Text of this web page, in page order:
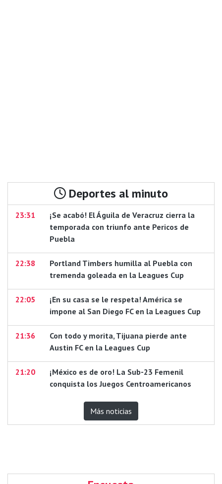
Deportes al minuto
23:31
¡Se acabó! El Águila de Veracruz cierra la
temporada con triunfo ante Pericos de
Puebla
22:38
Portland Timbers humilla al Puebla con
tremenda goleada en la Leagues Cup
22:05
¡En su casa se le respeta! América se
impone al San Diego FC en la Leagues Cup
21:36
Con todo y morita, Tijuana pierde ante
Austin FC en la Leagues Cup
21:20
¡México es de oro! La Sub-23 Femenil
conquista los Juegos Centroamericanos
Más noticias